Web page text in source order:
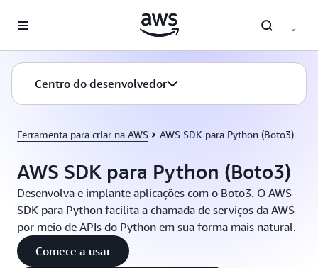
Pular para o conteúdo principal
Centro do desenvolvedor
Ferramenta para criar na AWS AWS SDK para Python (Boto3)
AWS SDK para Python (Boto3)
Desenvolva e implante aplicações com o Boto3. O AWS
SDK para Python facilita a chamada de serviços da AWS
por meio de APIs do Python em sua forma mais natural.
Comece a usar